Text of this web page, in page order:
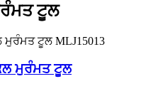
ਟੂਲ
ਮੁਰੰਮਤ ਟੂਲ